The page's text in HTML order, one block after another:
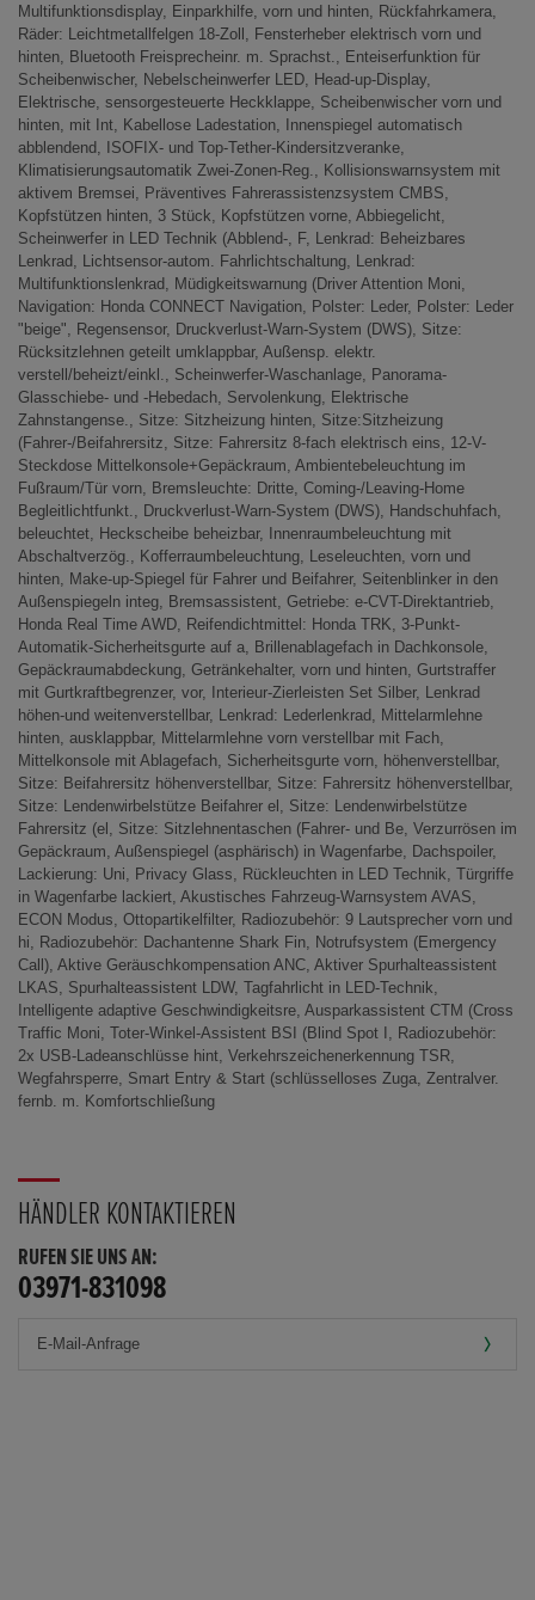
Multifunktionsdisplay, Einparkhilfe, vorn und hinten, Rückfahrkamera,
Räder: Leichtmetallfelgen 18-Zoll, Fensterheber elektrisch vorn und
hinten, Bluetooth Freisprecheinr. m. Sprachst., Enteiserfunktion für
Scheibenwischer, Nebelscheinwerfer LED, Head-up-Display,
Elektrische, sensorgesteuerte Heckklappe, Scheibenwischer vorn und
hinten, mit Int, Kabellose Ladestation, Innenspiegel automatisch
abblendend, ISOFIX- und Top-Tether-Kindersitzveranke,
Klimatisierungsautomatik Zwei-Zonen-Reg., Kollisionswarnsystem mit
aktivem Bremsei, Präventives Fahrerassistenzsystem CMBS,
Kopfstützen hinten, 3 Stück, Kopfstützen vorne, Abbiegelicht,
Scheinwerfer in LED Technik (Abblend-, F, Lenkrad: Beheizbares
Lenkrad, Lichtsensor-autom. Fahrlichtschaltung, Lenkrad:
Multifunktionslenkrad, Müdigkeitswarnung (Driver Attention Moni,
Navigation: Honda CONNECT Navigation, Polster: Leder, Polster: Leder
"beige", Regensensor, Druckverlust-Warn-System (DWS), Sitze:
Rücksitzlehnen geteilt umklappbar, Außensp. elektr.
verstell/beheizt/einkl., Scheinwerfer-Waschanlage, Panorama-
Glasschiebe- und -Hebedach, Servolenkung, Elektrische
Zahnstangense., Sitze: Sitzheizung hinten, Sitze:Sitzheizung
(Fahrer-/Beifahrersitz, Sitze: Fahrersitz 8-fach elektrisch eins, 12-V-
Steckdose Mittelkonsole+Gepäckraum, Ambientebeleuchtung im
Fußraum/Tür vorn, Bremsleuchte: Dritte, Coming-/Leaving-Home
Begleitlichtfunkt., Druckverlust-Warn-System (DWS), Handschuhfach,
beleuchtet, Heckscheibe beheizbar, Innenraumbeleuchtung mit
Abschaltverzög., Kofferraumbeleuchtung, Leseleuchten, vorn und
hinten, Make-up-Spiegel für Fahrer und Beifahrer, Seitenblinker in den
Außenspiegeln integ, Bremsassistent, Getriebe: e-CVT-Direktantrieb,
Honda Real Time AWD, Reifendichtmittel: Honda TRK, 3-Punkt-
Automatik-Sicherheitsgurte auf a, Brillenablagefach in Dachkonsole,
Gepäckraumabdeckung, Getränkehalter, vorn und hinten, Gurtstraffer
mit Gurtkraftbegrenzer, vor, Interieur-Zierleisten Set Silber, Lenkrad
höhen-und weitenverstellbar, Lenkrad: Lederlenkrad, Mittelarmlehne
hinten, ausklappbar, Mittelarmlehne vorn verstellbar mit Fach,
Mittelkonsole mit Ablagefach, Sicherheitsgurte vorn, höhenverstellbar,
Sitze: Beifahrersitz höhenverstellbar, Sitze: Fahrersitz höhenverstellbar,
Sitze: Lendenwirbelstütze Beifahrer el, Sitze: Lendenwirbelstütze
Fahrersitz (el, Sitze: Sitzlehnentaschen (Fahrer- und Be, Verzurrösen im
Gepäckraum, Außenspiegel (asphärisch) in Wagenfarbe, Dachspoiler,
Lackierung: Uni, Privacy Glass, Rückleuchten in LED Technik, Türgriffe
in Wagenfarbe lackiert, Akustisches Fahrzeug-Warnsystem AVAS,
ECON Modus, Ottopartikelfilter, Radiozubehör: 9 Lautsprecher vorn und
hi, Radiozubehör: Dachantenne Shark Fin, Notrufsystem (Emergency
Call), Aktive Geräuschkompensation ANC, Aktiver Spurhalteassistent
LKAS, Spurhalteassistent LDW, Tagfahrlicht in LED-Technik,
Intelligente adaptive Geschwindigkeitsre, Ausparkassistent CTM (Cross
Traffic Moni, Toter-Winkel-Assistent BSI (Blind Spot I, Radiozubehör:
2x USB-Ladeanschlüsse hint, Verkehrszeichenerkennung TSR,
Wegfahrsperre, Smart Entry & Start (schlüsselloses Zuga, Zentralver.
fernb. m. Komfortschließung
HÄNDLER KONTAKTIEREN
RUFEN SIE UNS AN:
03971-831098